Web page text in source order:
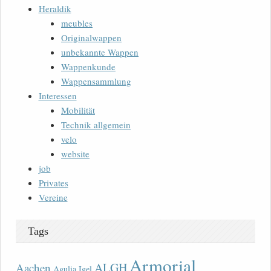
Heraldik
meubles
Originalwappen
unbekannte Wappen
Wappenkunde
Wappensammlung
Interessen
Mobilität
Technik allgemein
velo
website
job
Privates
Vereine
Tags
Aachen Armorial